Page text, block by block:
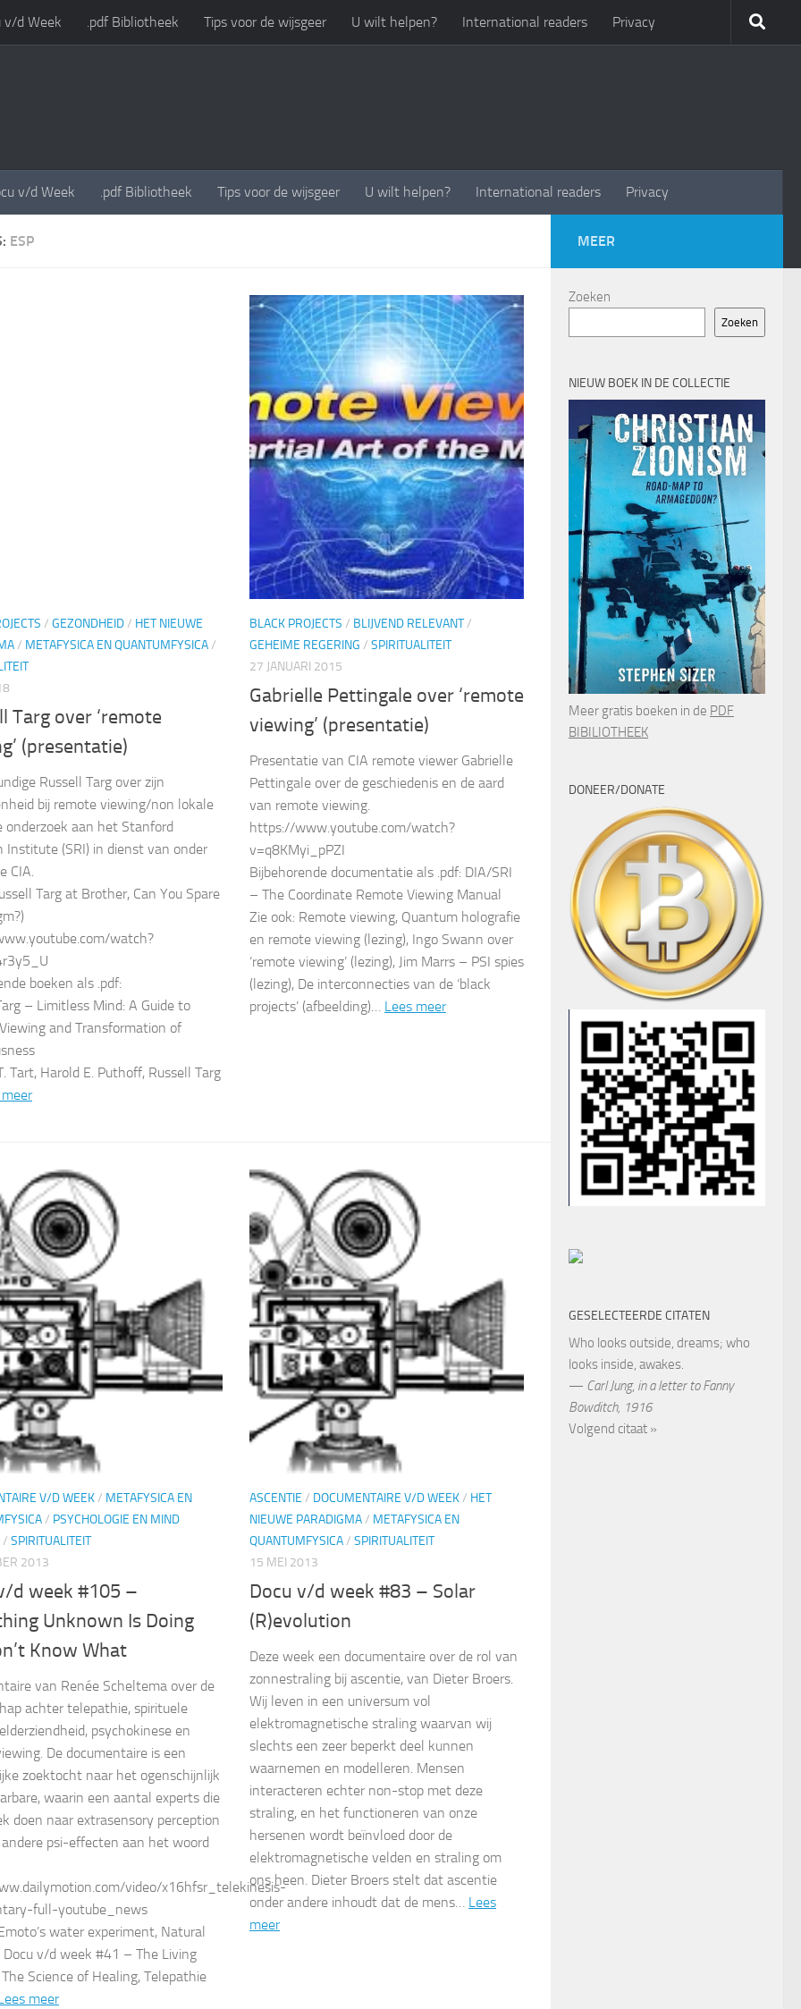
v/d Week .pdf Bibliotheek Tips voor de wijsgeer U wilt helpen? International readers Privacy
v/d Week .pdf Bibliotheek Tips voor de wijsgeer U wilt helpen? International readers Privacy
ESP
/ GEZONDHEID/ HET NIEUWE
/ METAFYSICA EN QUANTUMFYSICA/
Targ over ‘remote
(presentatie)
Russell Targ over zijn
bij remote viewing/non lokale
onderzoek aan het Stanford
Institute (SRI) in dienst van onder
CIA.
Targ at Brother, Can You Spare
watch?
boeken als .pdf:
– Limitless Mind: A Guide to
and Transformation of
Tart, Harold E. Puthoff, Russell Targ
BLACK PROJECTS / BLIJVEND RELEVANT/
GEHEIME REGERING / SPIRITUALITEIT
27 JANUARI 2015
Gabrielle Pettingale over ‘remote
viewing’ (presentatie)
Presentatie van CIA remote viewer Gabrielle
Pettingale over de geschiedenis en de aard
van remote viewing.
https://www.youtube.com/watch?
v=q8KMyi_pPZI
Bijbehorende documentatie als .pdf: DIA/SRI
– The Coordinate Remote Viewing Manual
Zie ook: Remote viewing, Quantum holografie
en remote viewing (lezing), Ingo Swann over
‘remote viewing’ (lezing), Jim Marrs – PSI spies
(lezing), De interconnecties van de ‘black
projects’ (afbeelding)… Lees meer
V/D WEEK/ METAFYSICA EN
/ PSYCHOLOGIE EN MIND
/ SPIRITUALITEIT
2013
d week #105 –
Unknown Is Doing
Know What
van Renée Scheltema over de
achter telepathie, spirituele
psychokinese en
De documentaire is een
zoektocht naar het ogenschijnlijk
waarin een aantal experts die
doen naar extrasensory perception
andere psi-effecten aan het woord
video/x16hfsr_telekinesis-
full-youtube_news
water experiment, Natural
Docu v/d week #41 – The Living
Science of Healing, Telepathie
meer
ASCENTIE / DOCUMENTAIRE V/D WEEK/ HET
NIEUWE PARADIGMA/ METAFYSICA EN
QUANTUMFYSICA/ SPIRITUALITEIT
15 MEI 2013
Docu v/d week #83 – Solar
(R)evolution
Deze week een documentaire over de rol van
zonnestraling bij ascentie, van Dieter Broers.
Wij leven in een universum vol
elektromagnetische straling waarvan wij
slechts een zeer beperkt deel kunnen
waarnemen en modelleren. Mensen
interacteren echter non-stop met deze
straling, en het functioneren van onze
hersenen wordt beïnvloed door de
elektromagnetische velden en straling om
ons heen. Dieter Broers stelt dat ascentie
onder andere inhoudt dat de mens… Lees
meer
MEER
Zoeken
Zoeken
NIEUW BOEK IN DE COLLECTIE
Meer gratis boeken in de PDF
BIBILIOTHEEK
DONEER/DONATE
GESELECTEERDE CITATEN
Who looks outside, dreams; who
looks inside, awakes.
— Carl Jung, in a letter to Fanny
Bowditch, 1916
Volgend citaat »